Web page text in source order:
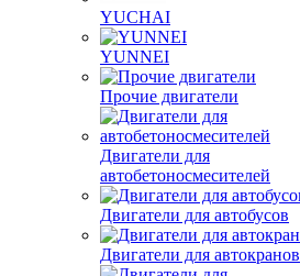
YUCHAI
YUNNEI
Прочие двигатели
Двигатели для
автобетоносмесителей
Двигатели для автобусов
Двигатели для автокранов